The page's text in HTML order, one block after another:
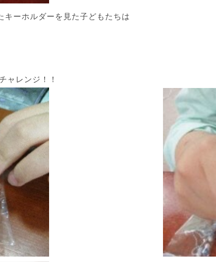
キーホルダーを見た子どもたちは
ャレンジ！！